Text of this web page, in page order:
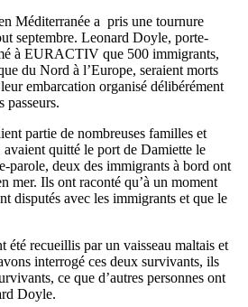
Méditerranée a pris une tournure
septembre. Leonard Doyle, porte-
à EURACTIV que 500 immigrants,
du Nord à l’Europe, seraient morts
embarcation organisé délibérément
passeurs.
partie de nombreuses familles et
avaient quitté le port de Damiette le
parole, deux des immigrants à bord ont
mer. Ils ont raconté qu’à un moment
disputés avec les immigrants et que le
été recueillis par un vaisseau maltais et
interrogé ces deux survivants, ils
ce que d’autres personnes ont
Doyle.